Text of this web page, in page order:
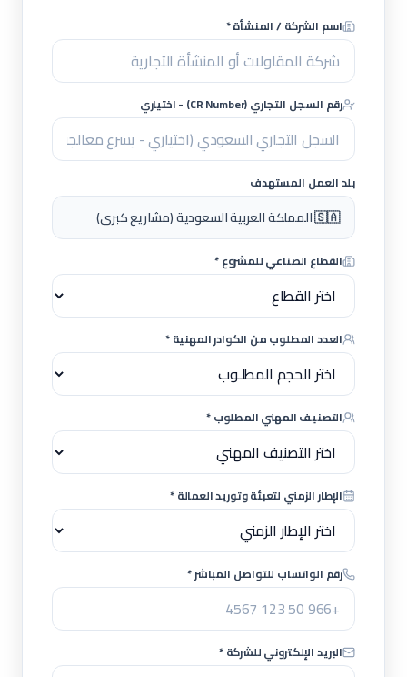
اسم الشركة / المنشأة *
رقم السجل التجاري (CR Number) - اختياري
بلد العمل المستهدف
🇸🇦 المملكة العربية السعودية (مشاريع كبرى)
القطاع الصناعي للمشروع *
العدد المطلوب من الكوادر المهنية *
التصنيف المهني المطلوب *
الإطار الزمني لتعبئة وتوريد العمالة *
رقم الواتساب للتواصل المباشر *
البريد الإلكتروني للشركة *